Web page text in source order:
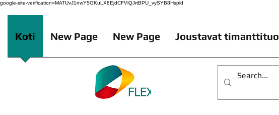
google-site-verification=MATUvJ1nwY5GKuLX8EjdCFViQJrtBPU_vySYB8HspkI
Koti New Page New Page Joustavat